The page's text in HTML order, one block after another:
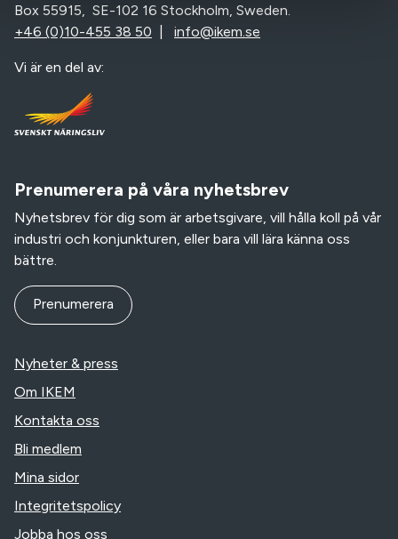
Box 55915, SE-102 16 Stockholm, Sweden.
+46 (0)10-455 38 50
info@ikem.se
Vi är en del av:
Prenumerera på våra nyhetsbrev
Nyhetsbrev för dig som är arbetsgivare, vill hålla koll på vår
industri och konjunkturen, eller bara vill lära känna oss
bättre.
Prenumerera
Nyheter & press
Om IKEM
Kontakta oss
Bli medlem
Mina sidor
Integritetspolicy
Jobba hos oss